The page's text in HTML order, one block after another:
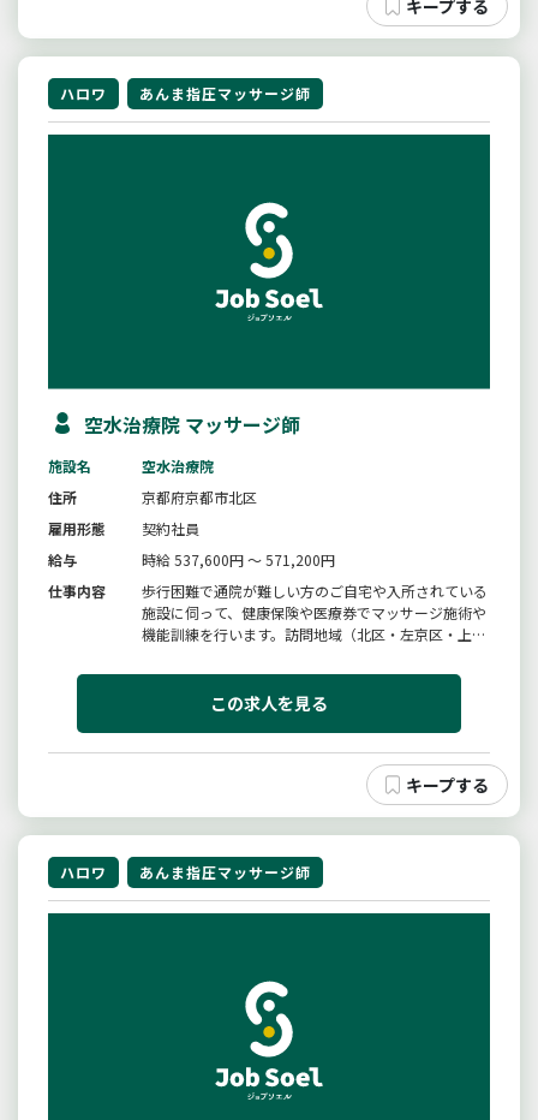
ハロワ あんま指圧マッサージ師
空水治療院 マッサージ師
施設名
空水治療院
住所
京都府京都市北区
雇用形態
契約社員
給与
時給 537,600円 ～ 571,200円
仕事内容
歩行困難で通院が難しい方のご自宅や入所されている
施設に伺って、健康保険や医療券でマッサージ施術や
機能訓練を行います。訪問地域（北区・左京区・上京
経験の方も歓迎で、技術指導、業務等のサポートも致
します。※雇用期間の定めなし従事すべき業務の変更
この求人を見る
ハロワ あんま指圧マッサージ師